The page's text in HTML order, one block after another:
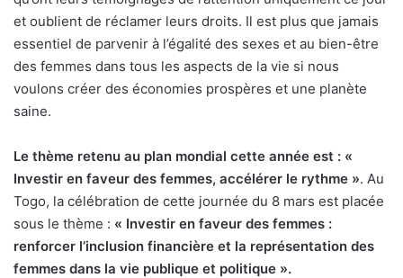
et oublient de réclamer leurs droits. Il est plus que jamais
essentiel de parvenir à l’égalité des sexes et au bien-être
des femmes dans tous les aspects de la vie si nous
voulons créer des économies prospères et une planète
saine.
Le thème retenu au plan mondial cette année est : «
Investir en faveur des femmes, accélérer le rythme ». Au
Togo, la célébration de cette journée du 8 mars est placée
sous le thème : « Investir en faveur des femmes :
renforcer l’inclusion financière et la représentation des
femmes dans la vie publique et politique ».